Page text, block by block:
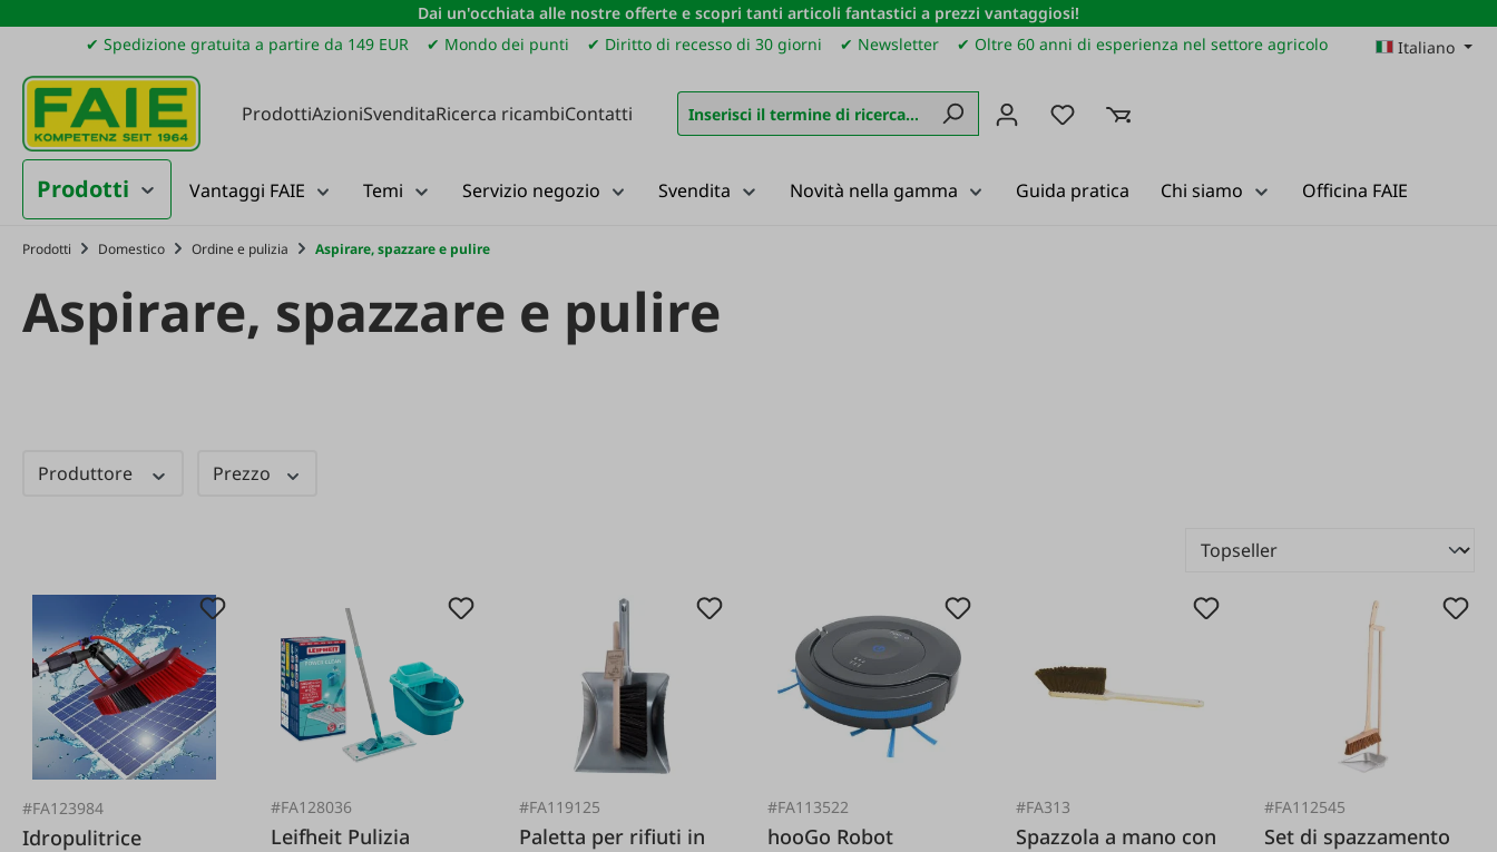
al contenuto principale
Salta alla ricerca
Passa alla navigazione principale
Dai un'occhiata alle nostre offerte e scopri tanti articoli fantastici a prezzi vantaggiosi!
✔ Spedizione gratuita a partire da 149 EUR
✔ Mondo dei punti ✔ Diritto di recesso di 30 giorni ✔ Newsletter ✔ Oltre 60 anni di esperienza nel settore agricolo Italiano
ProdottiAzioniSvenditaRicerca ricambiContatti Hai 0 articoli nella lista dei desideri
Prodotti Vantaggi FAIE Temi Servizio negozio Svendita Novità nella gamma Guida pratica Chi siamo Officina FAIE
Prodotti Domestico Ordine e pulizia Aspirare, spazzare e pulire
Aspirare, spazzare e pulire
Produttore Prezzo
#FA123984
Idropulitrice
#FA128036
Leifheit Pulizia
#FA119125
Paletta per rifiuti in
#FA113522
hooGo Robot
#FA313
Spazzola a mano con
#FA112545
Set di spazzamento